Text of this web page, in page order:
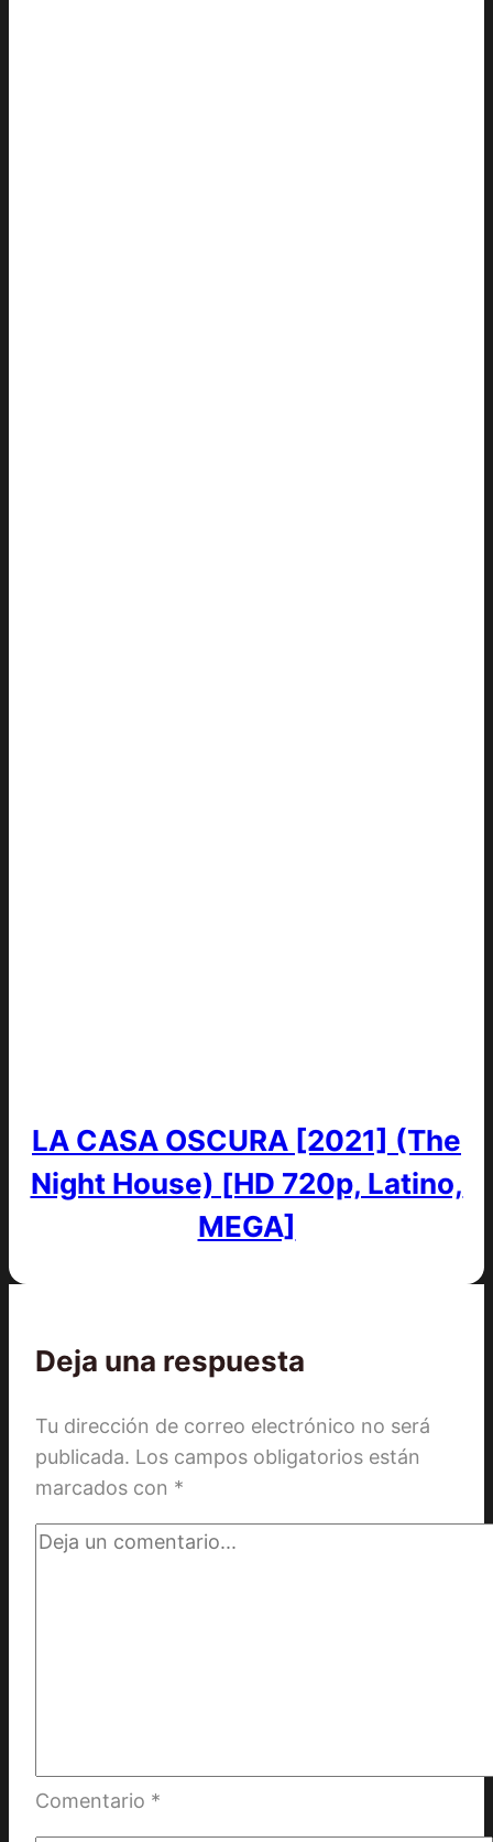
LA CASA OSCURA [2021] (The
Night House) [HD 720p, Latino,
MEGA]
Deja una respuesta
Tu dirección de correo electrónico no será
publicada. Los campos obligatorios están
marcados con *
Comentario *